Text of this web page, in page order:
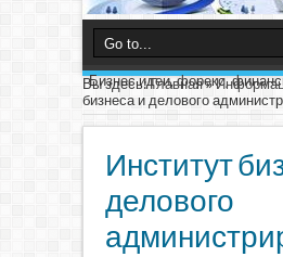
Бизнес идеи, форекс,
Вы здесь:Главная»
бизнеса и делового
Институт
делового